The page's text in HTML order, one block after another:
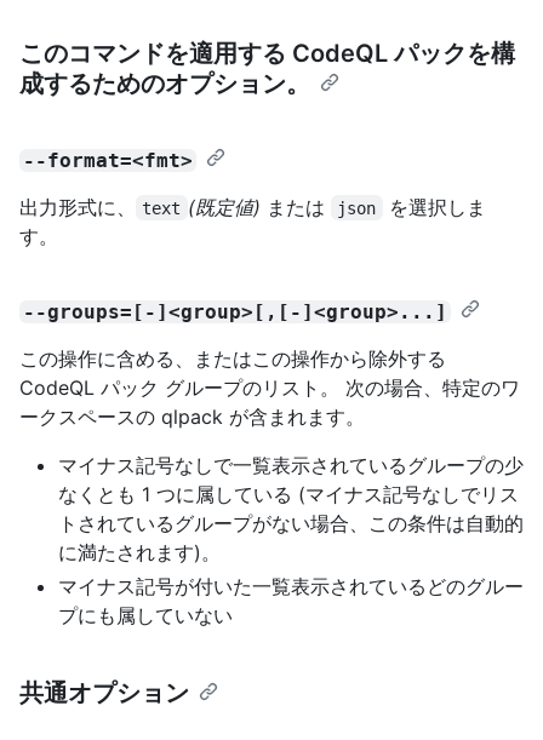
このコマンドを適用する CodeQL パックを構
成するためのオプション。
--format=<fmt>
出力形式に、 text (既定値) または json
を選択しま
す。
--groups=[-]<group>[,[-]<group>...]
この操作に含める、またはこの操作から除外する
CodeQL パック グループのリスト。 次の場合、特定のワ
ークスペースの qlpack が含まれます。
マイナス記号なしで一覧表示されているグループの少
なくとも 1 つに属している (マイナス記号なしでリス
トされているグループがない場合、この条件は自動的
に満たされます)。
マイナス記号が付いた一覧表示されているどのグルー
プにも属していない
共通オプション